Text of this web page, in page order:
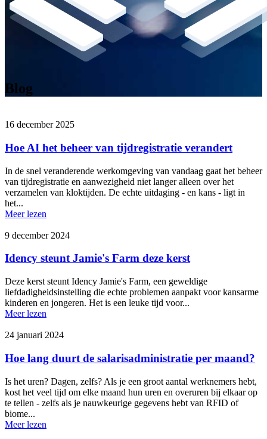
Blog
16 december 2025
Hoe AI het beheer van tijdregistratie verandert
In de snel veranderende werkomgeving van vandaag gaat het beheer
van tijdregistratie en aanwezigheid niet langer alleen over het
verzamelen van kloktijden. De echte uitdaging - en kans - ligt in
het...
Meer lezen
9 december 2024
Idency steunt Jamie's Farm deze kerst
Deze kerst steunt Idency Jamie's Farm, een geweldige
liefdadigheidsinstelling die echte problemen aanpakt voor kansarme
kinderen en jongeren. Het is een leuke tijd voor...
Meer lezen
24 januari 2024
Hoe lang duurt de salarisadministratie per maand?
Is het uren? Dagen, zelfs? Als je een groot aantal werknemers hebt,
kost het veel tijd om elke maand hun uren en overuren bij elkaar op
te tellen - zelfs als je nauwkeurige gegevens hebt van RFID of
biome...
Meer lezen